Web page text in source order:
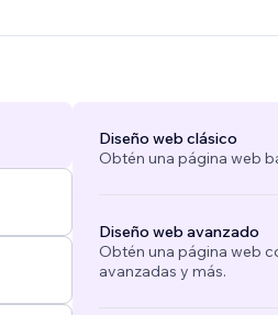
Diseño web clásico
Obtén una página web
Diseño web avanzado
Obtén una página web
avanzadas y más.